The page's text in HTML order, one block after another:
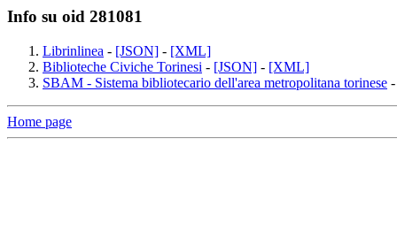
Info su oid 281081
Librinlinea - [JSON] - [XML]
Biblioteche Civiche Torinesi - [JSON] - [XML]
SBAM - Sistema bibliotecario dell'area metropolitana torinese
Home page